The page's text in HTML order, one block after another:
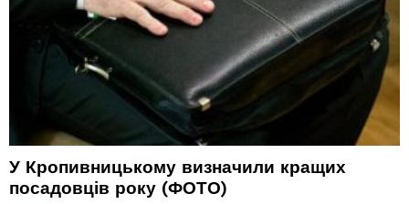
У Кропивницькому визначили кращих
посадовців року (ФОТО)